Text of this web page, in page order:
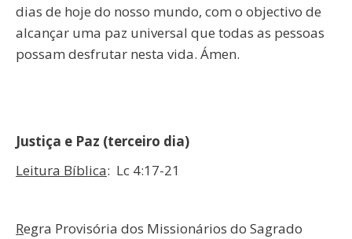
dias de hoje do nosso mundo, com o objectivo de
alcançar uma paz universal que todas as pessoas
possam desfrutar nesta vida. Ámen.
Justiça e Paz (terceiro dia)
Leitura Bíblica: Lc 4:17-21
Regra Provisória dos Missionários do Sagrado